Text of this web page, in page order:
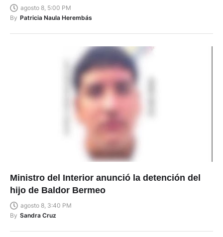
agosto 8, 5:00 PM
By Patricia Naula Herembás
Ministro del Interior anunció la detención del
hijo de Baldor Bermeo
agosto 8, 3:40 PM
By Sandra Cruz